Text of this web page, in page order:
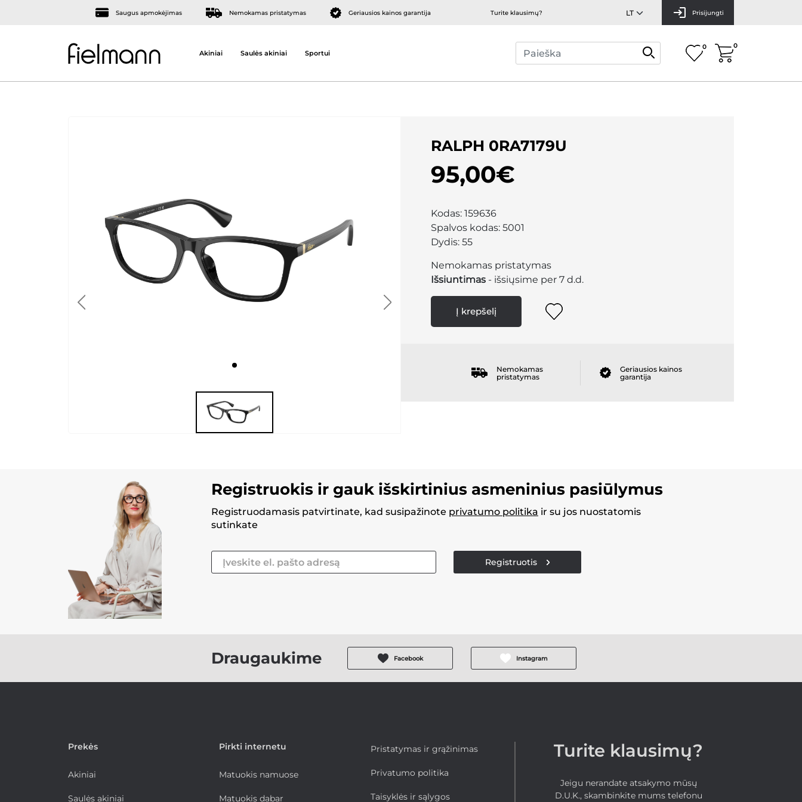
Saugus apmokėjimas Nemokamas pristatymas Geriausios kainos garantija Turite klausimų? Prisijungti
Akiniai Saulės akiniai Sportui
0 0
RALPH 0RA7179U
95,00€
Kodas: 159636
Spalvos kodas: 5001
Dydis: 55
Nemokamas pristatymas
Išsiuntimas - išsiųsime per 7 d.d.
Į krepšelį
Nemokamas
pristatymas
Geriausios kainos
garantija
Registruokis ir gauk išskirtinius asmeninius pasiūlymus
Registruodamasis patvirtinate, kad susipažinote privatumo politika ir su jos nuostatomis
sutinkate
Registruotis
Draugaukime Facebook Instagram
Prekės
Akiniai
Saulės akiniai
Pirkti internetu
Matuokis namuose
Matuokis dabar
Pristatymas ir grąžinimas
Privatumo politika
Taisyklės ir sąlygos
Turite klausimų?
Jeigu nerandate atsakymo mūsų
D.U.K., skambinkite mums telefonu